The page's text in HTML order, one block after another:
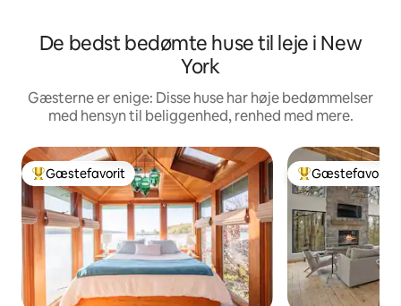
De bedst bedømte huse til leje i New
York
Gæsterne er enige: Disse huse har høje bedømmelser
med hensyn til beliggenhed, renhed med mere.
Bedste gæstefavorit
Gæstefavorit Bedste
Gæstefavorit